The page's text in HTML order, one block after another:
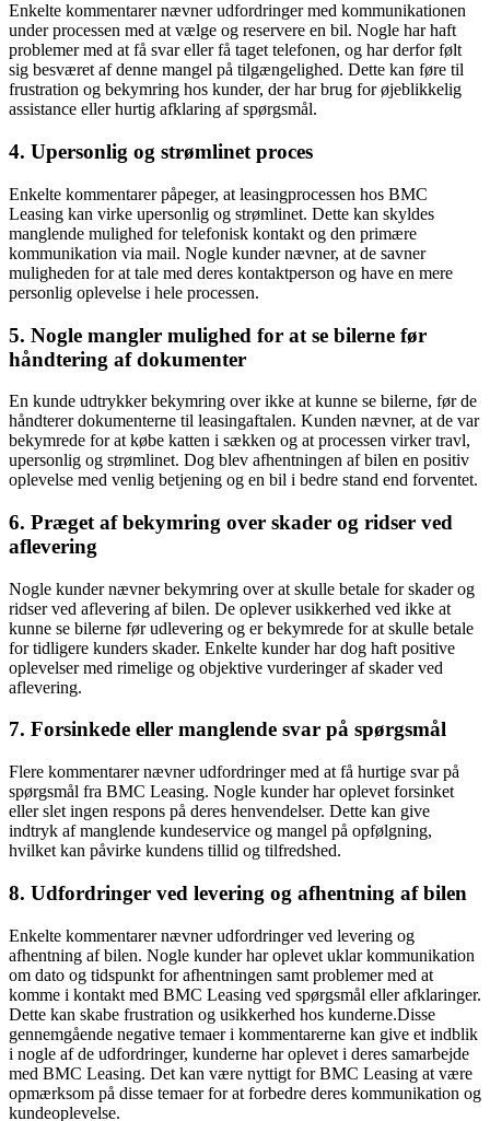
Enkelte kommentarer nævner udfordringer med kommunikationen
under processen med at vælge og reservere en bil. Nogle har haft
problemer med at få svar eller få taget telefonen, og har derfor følt
sig besværet af denne mangel på tilgængelighed. Dette kan føre til
frustration og bekymring hos kunder, der har brug for øjeblikkelig
assistance eller hurtig afklaring af spørgsmål.
4. Upersonlig og strømlinet proces
Enkelte kommentarer påpeger, at leasingprocessen hos BMC
Leasing kan virke upersonlig og strømlinet. Dette kan skyldes
manglende mulighed for telefonisk kontakt og den primære
kommunikation via mail. Nogle kunder nævner, at de savner
muligheden for at tale med deres kontaktperson og have en mere
personlig oplevelse i hele processen.
5. Nogle mangler mulighed for at se bilerne før
håndtering af dokumenter
En kunde udtrykker bekymring over ikke at kunne se bilerne, før de
håndterer dokumenterne til leasingaftalen. Kunden nævner, at de var
bekymrede for at købe katten i sækken og at processen virker travl,
upersonlig og strømlinet. Dog blev afhentningen af bilen en positiv
oplevelse med venlig betjening og en bil i bedre stand end forventet.
6. Præget af bekymring over skader og ridser ved
aflevering
Nogle kunder nævner bekymring over at skulle betale for skader og
ridser ved aflevering af bilen. De oplever usikkerhed ved ikke at
kunne se bilerne før udlevering og er bekymrede for at skulle betale
for tidligere kunders skader. Enkelte kunder har dog haft positive
oplevelser med rimelige og objektive vurderinger af skader ved
aflevering.
7. Forsinkede eller manglende svar på spørgsmål
Flere kommentarer nævner udfordringer med at få hurtige svar på
spørgsmål fra BMC Leasing. Nogle kunder har oplevet forsinket
eller slet ingen respons på deres henvendelser. Dette kan give
indtryk af manglende kundeservice og mangel på opfølgning,
hvilket kan påvirke kundens tillid og tilfredshed.
8. Udfordringer ved levering og afhentning af bilen
Enkelte kommentarer nævner udfordringer ved levering og
afhentning af bilen. Nogle kunder har oplevet uklar kommunikation
om dato og tidspunkt for afhentningen samt problemer med at
komme i kontakt med BMC Leasing ved spørgsmål eller afklaringer.
Dette kan skabe frustration og usikkerhed hos kunderne.Disse
gennemgående negative temaer i kommentarerne kan give et indblik
i nogle af de udfordringer, kunderne har oplevet i deres samarbejde
med BMC Leasing. Det kan være nyttigt for BMC Leasing at være
opmærksom på disse temaer for at forbedre deres kommunikation og
kundeoplevelse.